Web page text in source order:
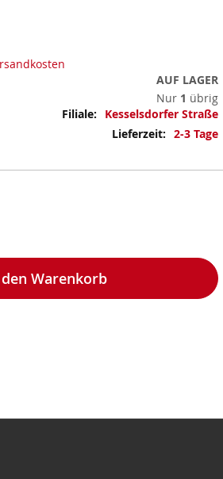
AUF LAGER
Nur 1 übrig
Mehr
Informationen
Kesselsdorfer Straße
2-3 Tage
Warenkorb